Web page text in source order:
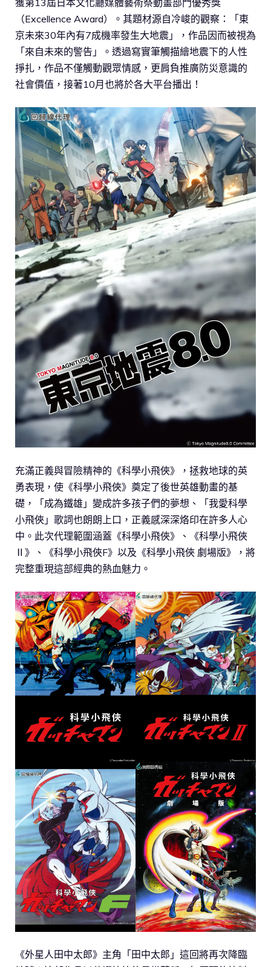
（Excellence Award）。其題材源自冷峻的觀察：「東
京未來30年內有7成機率發生大地震」，作品因而被視為
「來自未來的警告」。透過寫實筆觸描繪地震下的人性
掙扎，作品不僅觸動觀眾情感，更肩負推廣防災意識的
社會價值，接著10月也將於各大平台播出！
充滿正義與冒險精神的《科學小飛俠》，拯救地球的英
勇表現，使《科學小飛俠》奠定了後世英雄動畫的基
礎，「成為鐵雄」變成許多孩子們的夢想、「我愛科學
小飛俠」歌詞也朗朗上口，正義感深深烙印在許多人心
中。此次代理範圍涵蓋《科學小飛俠》、《科學小飛俠
Ⅱ》、《科學小飛俠F》以及《科學小飛俠 劇場版》，將
完整重現這部經典的熱血魅力。
《外星人田中太郎》主角「田中太郎」這回將再次降臨